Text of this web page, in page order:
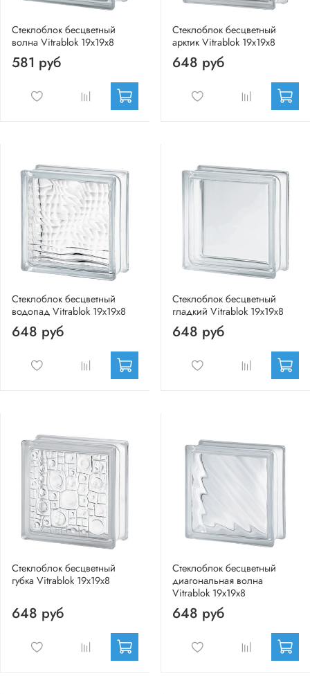
Стеклоблок бесцветный
волна Vitrablok 19х19х8
581 руб
Стеклоблок бесцветный
арктик Vitrablok 19х19х8
648 руб
Стеклоблок бесцветный
водопад Vitrablok 19х19х8
648 руб
Стеклоблок бесцветный
гладкий Vitrablok 19х19х8
648 руб
Стеклоблок бесцветный
губка Vitrablok 19х19х8
648 руб
Стеклоблок бесцветный
диагональная волна
Vitrablok 19х19х8
648 руб